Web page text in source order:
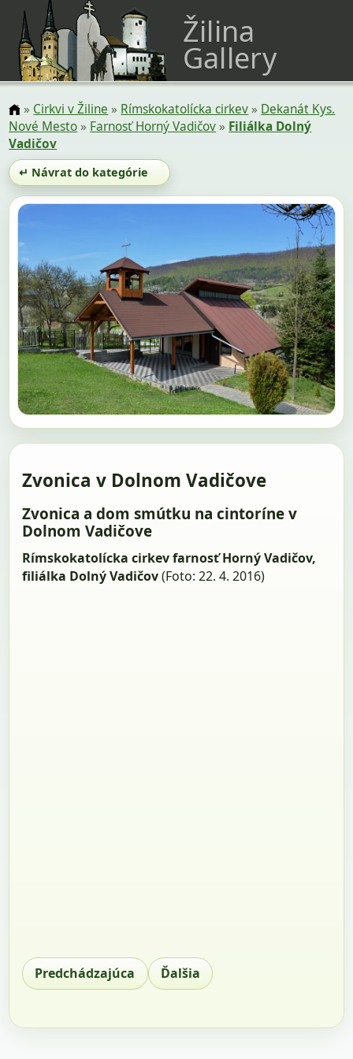
Žilina
Gallery
» Cirkvi v Žiline » Rímskokatolícka cirkev» Dekanát Kys.
Nové Mesto» Farnosť Horný Vadičov» Filiálka Dolný
Vadičov
↵ Návrat do kategórie
Zvonica v Dolnom Vadičove
Zvonica a dom smútku na cintoríne v
Dolnom Vadičove
Rímskokatolícka cirkev farnosť Horný Vadičov,
filiálka Dolný Vadičov(Foto: 22. 4. 2016)
Predchádzajúca Ďalšia